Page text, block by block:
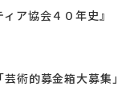
ア協会４０年史』
術的募金箱大募集」